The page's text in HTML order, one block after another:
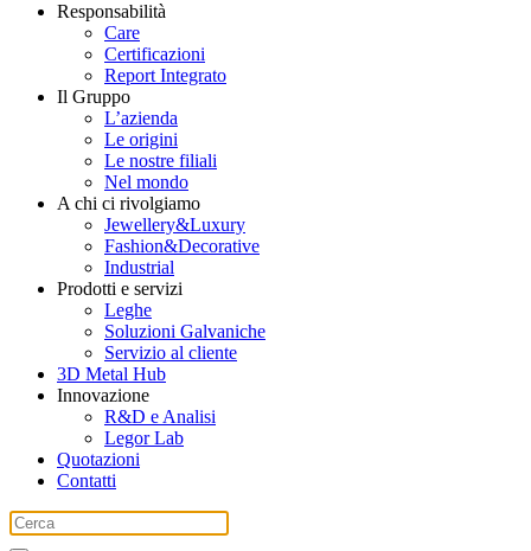
Responsabilità
Care
Certificazioni
Report Integrato
Il Gruppo
L’azienda
Le origini
Le nostre filiali
Nel mondo
A chi ci rivolgiamo
Jewellery&Luxury
Fashion&Decorative
Industrial
Prodotti e servizi
Leghe
Soluzioni Galvaniche
Servizio al cliente
3D Metal Hub
Innovazione
R&D e Analisi
Legor Lab
Quotazioni
Contatti